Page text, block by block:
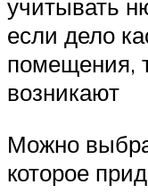
учитывать
если дело
помещения,
возникают
Можно
которое